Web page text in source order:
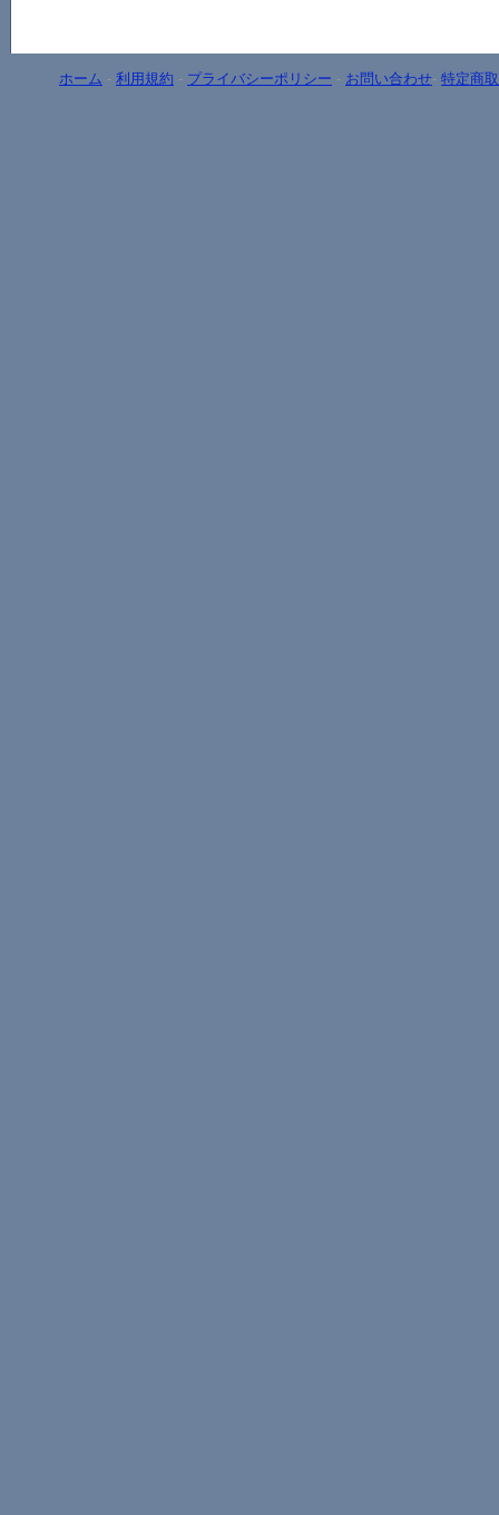
ホーム - 利用規約 - プライバシーポリシー - お問い合わせ- 特定商